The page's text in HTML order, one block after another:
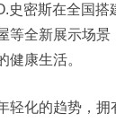
史密斯在全国搭
等全新展示场景
健康生活。
轻化的趋势，拥